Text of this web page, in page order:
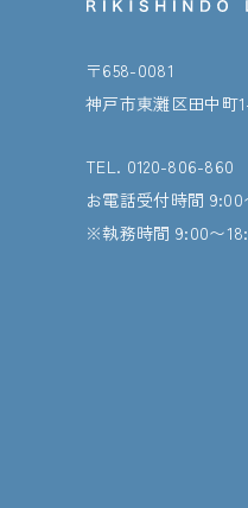
〒658-0081
神戸市東灘区田中町
TEL. 0120-806-860
お電話受付時間 9:00
※執務時間 9:00〜